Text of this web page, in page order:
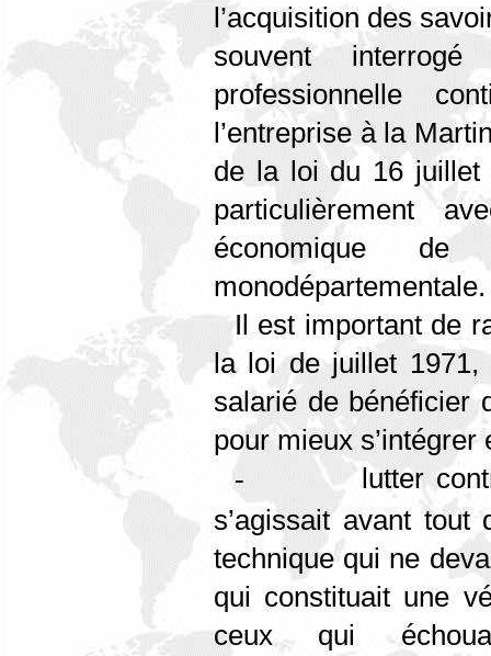
l’acquisition des
souvent
professionnelle
l’entreprise à la
de la loi du 16 juillet
particulièrement
économique
monodépartementale.
Il est important de
la loi de juillet 1971,
salarié de bénéficier
pour mieux
-
lutter
s’agissait avant tout
technique qui ne
qui constituait une
ceux qui